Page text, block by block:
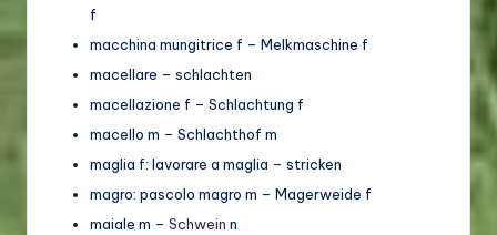
f
macchina mungitrice f – Melkmaschine f
macellare – schlachten
macellazione f – Schlachtung f
macello m – Schlachthof m
maglia f: lavorare a maglia – stricken
magro: pascolo magro m – Magerweide f
maiale m – Schwein n